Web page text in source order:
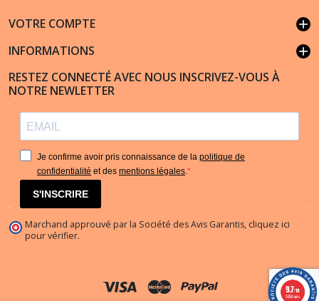
VOTRE COMPTE add
INFORMATIONS add
RESTEZ CONNECTÉ AVEC NOUS INSCRIVEZ-VOUS À
NOTRE NEWLETTER
Je confirme avoir pris connaissance de la politique de
confidentialité et des mentions légales.
S'INSCRIRE
Marchand approuvé par la Société des Avis Garantis, cliquez ici
pour vérifier.
9.7/10
5836 avis